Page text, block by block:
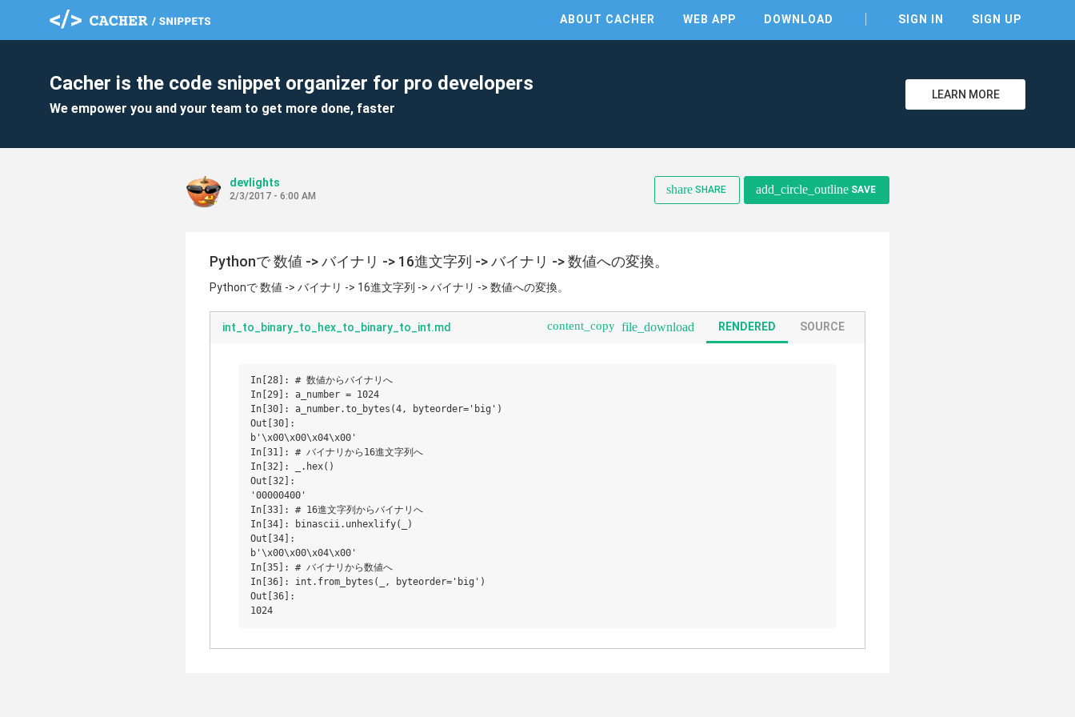
ABOUT CACHER WEB APP DOWNLOAD SIGN IN SIGN UP
Cacher is the code snippet organizer for pro developers
We empower you and your team to get more done, faster
LEARN MORE
devlights
2/3/2017 - 6:00 AM share SHARE add_circle_outline SAVE
Pythonで 数値 -> バイナリ -> 16進文字列 -> バイナリ -> 数値への変換。
Pythonで 数値 -> バイナリ -> 16進文字列 -> バイナリ -> 数値への変換。
int_to_binary_to_hex_to_binary_to_int.md content_copy file_download RENDERED SOURCE
In[28]: # 数値からバイナリへ
In[29]: a_number = 1024
In[30]: a_number.to_bytes(4, byteorder='big')
Out[30]:
b'\x00\x00\x04\x00'
In[31]: # バイナリから16進文字列へ
In[32]: _.hex()
Out[32]:
'00000400'
In[33]: # 16進文字列からバイナリへ
In[34]: binascii.unhexlify(_)
Out[34]:
b'\x00\x00\x04\x00'
In[35]: # バイナリから数値へ
In[36]: int.from_bytes(_, byteorder='big')
Out[36]: